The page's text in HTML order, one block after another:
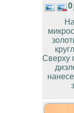
0
Сверху